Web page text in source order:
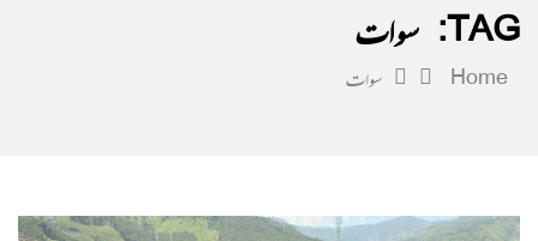
TAG: سوات
Home سوات